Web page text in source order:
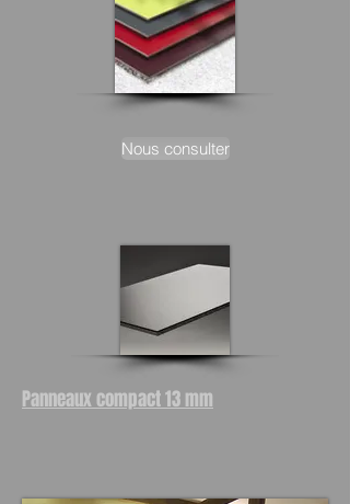
Nous consulter
Panneaux compact 13 mm